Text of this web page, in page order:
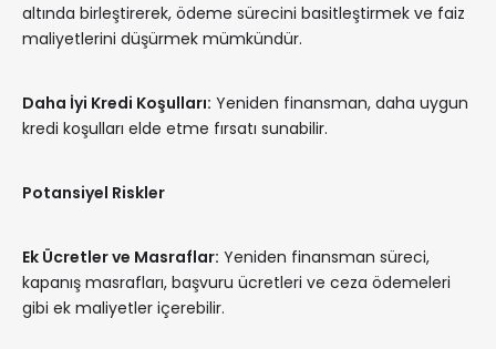
altında birleştirerek, ödeme sürecini basitleştirmek ve faiz
maliyetlerini düşürmek mümkündür.
Daha İyi Kredi Koşulları: Yeniden finansman, daha uygun
kredi koşulları elde etme fırsatı sunabilir.
Potansiyel Riskler
Ek Ücretler ve Masraflar: Yeniden finansman süreci,
kapanış masrafları, başvuru ücretleri ve ceza ödemeleri
gibi ek maliyetler içerebilir.